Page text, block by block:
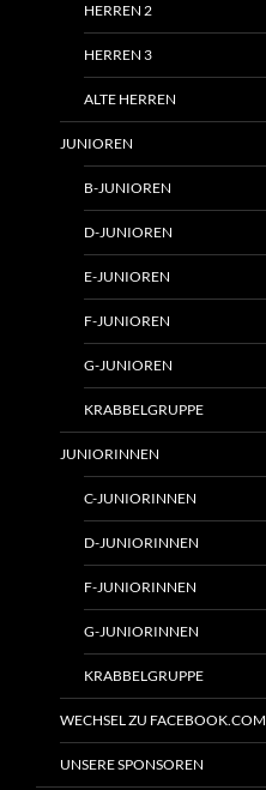
HERREN 2
HERREN 3
ALTE HERREN
JUNIOREN
B-JUNIOREN
D-JUNIOREN
E-JUNIOREN
F-JUNIOREN
G-JUNIOREN
KRABBELGRUPPE
JUNIORINNEN
C-JUNIORINNEN
D-JUNIORINNEN
F-JUNIORINNEN
G-JUNIORINNEN
KRABBELGRUPPE
WECHSEL ZU FACEBOOK.COM
UNSERE SPONSOREN